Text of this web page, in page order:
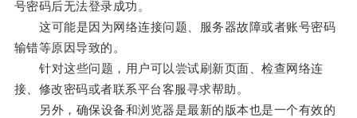
号密码后无法登录成功。
这可能是因为网络连接问题、服务器故障或者账号密码
输错等原因导致的。
针对这些问题，用户可以尝试刷新页面、检查网络连
接、修改密码或者联系平台客服寻求帮助。
另外，确保设备和浏览器是最新的版本也是一个有效的